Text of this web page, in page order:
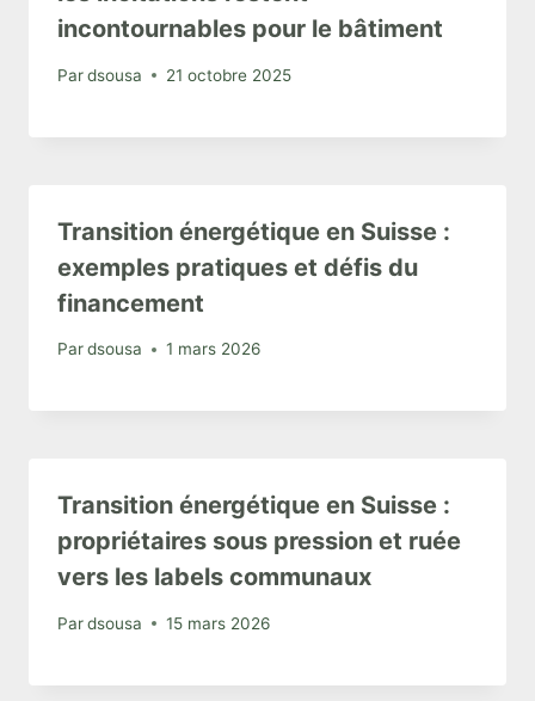
incontournables pour le bâtiment
Pardsousa 21 octobre 2025
Transition énergétique en Suisse :
exemples pratiques et défis du
financement
Pardsousa 1 mars 2026
Transition énergétique en Suisse :
propriétaires sous pression et ruée
vers les labels communaux
Pardsousa 15 mars 2026